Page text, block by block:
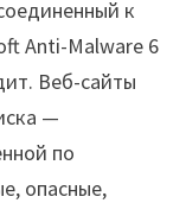
к
Anti-Malware 6
Веб-сайты
—
по
опасные,